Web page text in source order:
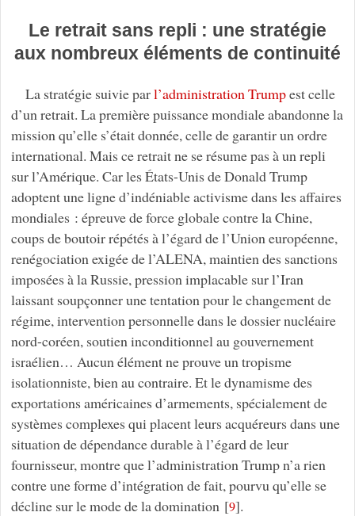
Le retrait sans repli : une stratégie
aux nombreux éléments de continuité
La stratégie suivie parl’administration Trumpest celle
d’un retrait. La première puissance mondiale abandonne la
mission qu’elle s’était donnée, celle de garantir un ordre
international. Mais ce retrait ne se résume pas à un repli
sur l’Amérique. Car les États-Unis de Donald Trump
adoptent une ligne d’indéniable activisme dans les affaires
mondiales : épreuve de force globale contre la Chine,
coups de boutoir répétés à l’égard de l’Union européenne,
renégociation exigée de l’ALENA, maintien des sanctions
imposées à la Russie, pression implacable sur l’Iran
laissant soupçonner une tentation pour le changement de
régime, intervention personnelle dans le dossier nucléaire
nord-coréen, soutien inconditionnel au gouvernement
israélien… Aucun élément ne prouve un tropisme
isolationniste, bien au contraire. Et le dynamisme des
exportations américaines d’armements, spécialement de
systèmes complexes qui placent leurs acquéreurs dans une
situation de dépendance durable à l’égard de leur
fournisseur, montre que l’administration Trump n’a rien
contre une forme d’intégration de fait, pourvu qu’elle se
décline sur le mode de la domination[9].